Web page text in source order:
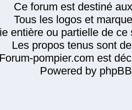
Ce forum est destiné
Tous les logos et
entière ou partielle de
Les propos tenus sont
Forum-pompier.com est
Powered by